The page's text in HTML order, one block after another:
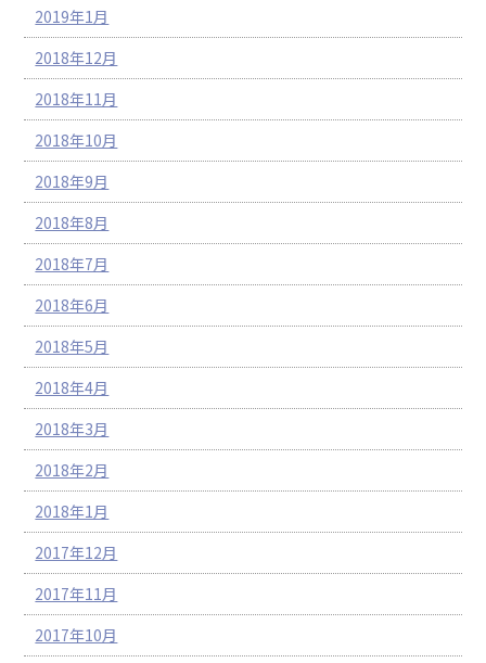
2019年1月
2018年12月
2018年11月
2018年10月
2018年9月
2018年8月
2018年7月
2018年6月
2018年5月
2018年4月
2018年3月
2018年2月
2018年1月
2017年12月
2017年11月
2017年10月